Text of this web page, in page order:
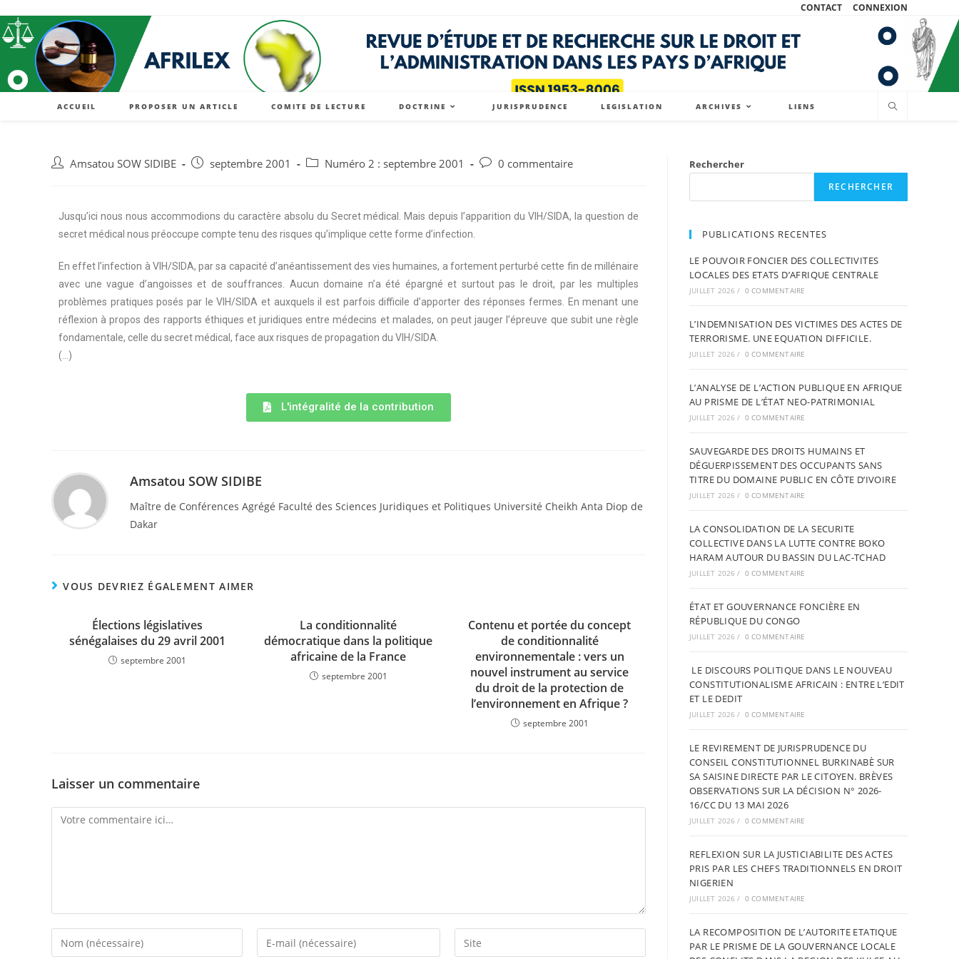
CONTACT CONNEXION
ACCUEIL PROPOSER UN ARTICLE COMITE DE LECTURE DOCTRINE JURISPRUDENCE LEGISLATION ARCHIVES LIENS
Amsatou SOW SIDIBE septembre 2001 Numéro 2 : septembre 2001 0 commentaire
Jusqu’ici nous nous accommodions du caractère absolu du Secret médical. Mais depuis l’apparition du VIH/SIDA, la question de
secret médical nous préoccupe compte tenu des risques qu’implique cette forme d’infection.
En effet l’infection à VIH/SIDA, par sa capacité d’anéantissement des vies humaines, a fortement perturbé cette fin de millénaire
avec une vague d’angoisses et de souffrances. Aucun domaine n’a été épargné et surtout pas le droit, par les multiples
problèmes pratiques posés par le VIH/SIDA et auxquels il est parfois difficile d’apporter des réponses fermes. En menant une
réflexion à propos des rapports éthiques et juridiques entre médecins et malades, on peut jauger l’épreuve que subit une règle
fondamentale, celle du secret médical, face aux risques de propagation du VIH/SIDA.
(…)
L'intégralité de la contribution
Amsatou SOW SIDIBE
Maître de Conférences Agrégé Faculté des Sciences Juridiques et Politiques Université Cheikh Anta Diop de
Dakar
VOUS DEVRIEZ ÉGALEMENT AIMER
Élections législatives
sénégalaises du 29 avril 2001
septembre 2001
La conditionnalité
démocratique dans la politique
africaine de la France
septembre 2001
Contenu et portée du concept
de conditionnalité
environnementale : vers un
nouvel instrument au service
du droit de la protection de
l’environnement en Afrique ?
septembre 2001
Laisser un commentaire
Rechercher
RECHERCHER
PUBLICATIONS RECENTES
LE POUVOIR FONCIER DES COLLECTIVITES
LOCALES DES ETATS D’AFRIQUE CENTRALE
JUILLET 2026 / 0 COMMENTAIRE
L’INDEMNISATION DES VICTIMES DES ACTES DE
TERRORISME. UNE EQUATION DIFFICILE.
JUILLET 2026 / 0 COMMENTAIRE
L’ANALYSE DE L’ACTION PUBLIQUE EN AFRIQUE
AU PRISME DE L’ÉTAT NEO-PATRIMONIAL
JUILLET 2026 / 0 COMMENTAIRE
SAUVEGARDE DES DROITS HUMAINS ET
DÉGUERPISSEMENT DES OCCUPANTS SANS
TITRE DU DOMAINE PUBLIC EN CÔTE D’IVOIRE
JUILLET 2026 / 0 COMMENTAIRE
LA CONSOLIDATION DE LA SECURITE
COLLECTIVE DANS LA LUTTE CONTRE BOKO
HARAM AUTOUR DU BASSIN DU LAC-TCHAD
JUILLET 2026 / 0 COMMENTAIRE
ÉTAT ET GOUVERNANCE FONCIÈRE EN
RÉPUBLIQUE DU CONGO
JUILLET 2026 / 0 COMMENTAIRE
LE DISCOURS POLITIQUE DANS LE NOUVEAU
CONSTITUTIONALISME AFRICAIN : ENTRE L’EDIT
ET LE DEDIT
JUILLET 2026 / 0 COMMENTAIRE
LE REVIREMENT DE JURISPRUDENCE DU
CONSEIL CONSTITUTIONNEL BURKINABÈ SUR
SA SAISINE DIRECTE PAR LE CITOYEN. BRÈVES
OBSERVATIONS SUR LA DÉCISION N° 2026-
16/CC DU 13 MAI 2026
JUILLET 2026 / 0 COMMENTAIRE
REFLEXION SUR LA JUSTICIABILITE DES ACTES
PRIS PAR LES CHEFS TRADITIONNELS EN DROIT
NIGERIEN
JUILLET 2026 / 0 COMMENTAIRE
LA RECOMPOSITION DE L’AUTORITE ETATIQUE
PAR LE PRISME DE LA GOUVERNANCE LOCALE